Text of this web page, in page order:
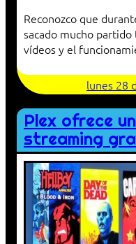
Reconozco que
sacado mucho
vídeos y el
lunes 28
Plex ofrece
streaming